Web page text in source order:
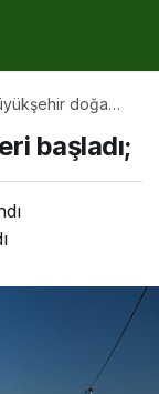
doğa
başladı;